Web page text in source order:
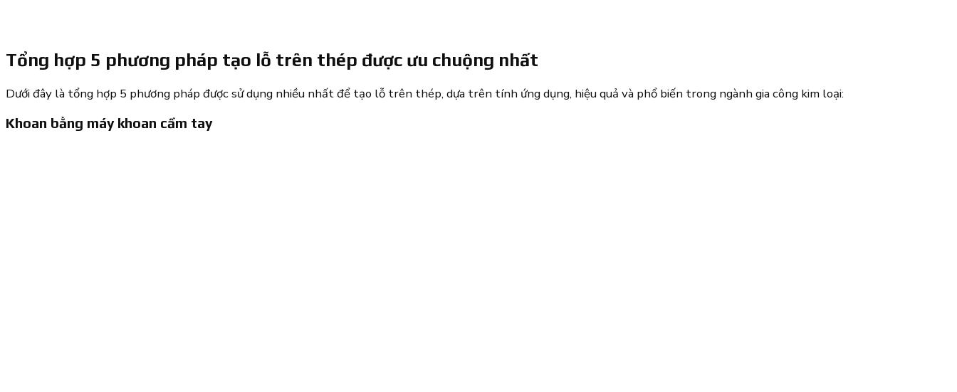
Tổng hợp 5 phương pháp tạo lỗ trên thép được ưu chuộng nhất
Dưới đây là tổng hợp 5 phương pháp được sử dụng nhiều nhất để tạo lỗ trên thép, dựa trên tính ứng dụng, hiệu quả và phổ biến trong ngành gia công kim loại:
Khoan bằng máy khoan cầm tay